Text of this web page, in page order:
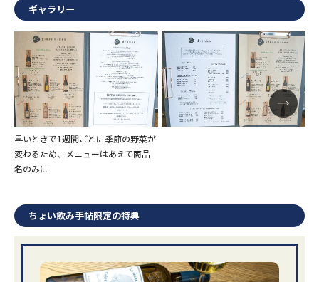
ギャラリー
早いときで1週間ごとに季節の野菜が
変わるため、メニューはあえて商品
名のみに
ちょい飲み手帖限定の特典